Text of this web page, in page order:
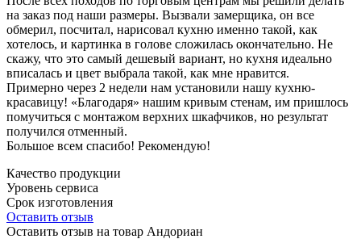
на заказ под наши размеры. Вызвали замерщика, он все
обмерил, посчитал, нарисовал кухню именно такой, как
хотелось, и картинка в голове сложилась окончательно. Не
скажу, что это самый дешевый вариант, но кухня идеально
вписалась и цвет выбрала такой, как мне нравится.
Примерно через 2 недели нам установили нашу кухню-
красавицу! «Благодаря» нашим кривым стенам, им пришлось
помучиться с монтажом верхних шкафчиков, но результат
получился отменный.
Большое всем спасибо! Рекомендую!
Качество продукции
Уровень сервиса
Срок изготовления
Оставить отзыв
Оставить отзыв на товар Андориан